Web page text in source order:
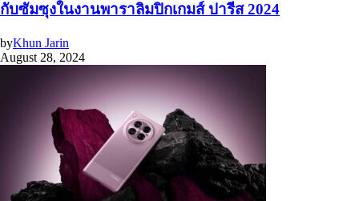
กับซัมซุงในงานพาราลิมปิกเกมส์ ปารีส 2024
byKhun Jarin
August 28, 2024